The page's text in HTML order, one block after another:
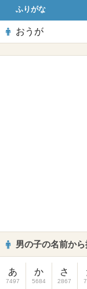
ふりがな
おうが
男の子の名前か
あ
7497
か
5684
さ
2867